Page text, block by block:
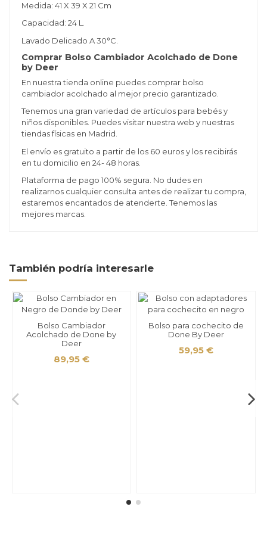
Medida: 41 X 39 X 21 Cm
Capacidad: 24 L.
Lavado Delicado A 30°C.
Comprar Bolso Cambiador Acolchado de Done
by Deer
En nuestra tienda online puedes comprar bolso
cambiador acolchado al mejor precio garantizado.
Tenemos una gran variedad de artículos para bebés y
niños disponibles. Puedes visitar nuestra web y nuestras
tiendas físicas en Madrid.
El envío es gratuito a partir de los 60 euros y los recibirás
en tu domicilio en 24- 48 horas.
Plataforma de pago 100% segura. No dudes en
realizarnos cualquier consulta antes de realizar tu compra,
estaremos encantados de atenderte. Tenemos las
mejores marcas.
También podría interesarle
Bolso Cambiador
Acolchado de Done by
Deer
89,95 €
Bolso para cochecito de
Done By Deer
59,95 €